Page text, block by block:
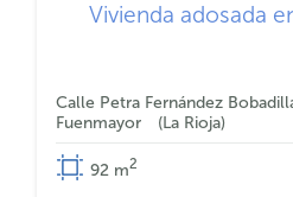
Vivienda adosada
Calle Petra Fernández
Fuenmayor
La Rioja
92 m2